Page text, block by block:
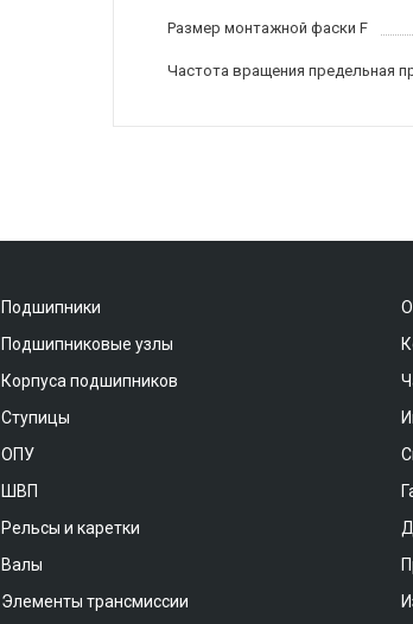
Размер монтажной фаски F
Частота вращения предельная
Подшипники
Подшипниковые узлы
Корпуса подшипников
Ступицы
ОПУ
ШВП
Рельсы и каретки
Валы
Элементы трансмиссии